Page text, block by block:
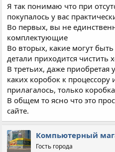
Я так понимаю что при
покупалось у вас
Во первых, вы не
комплектующие
Во вторых, какие могут
детали приходится чистить
В третьих, даже приобретая
каких коробок к процессору
прилагалось, только
В общем то ясно что это
сайте.
Компьютерный
Гость города